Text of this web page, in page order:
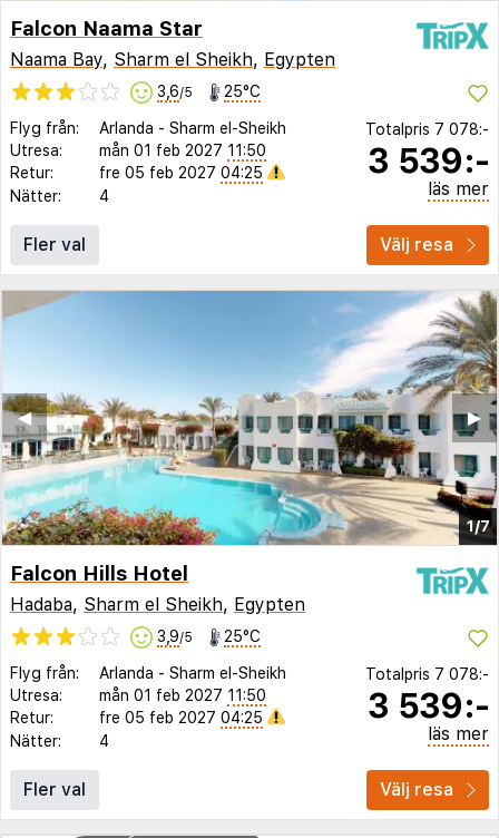
Falcon Naama Star
Naama Bay, Sharm el Sheikh, Egypten
3,6/5 25°C
Flyg från: Arlanda - Sharm el-Sheikh
Utresa:
mån 01 feb 2027 11:50
Retur:
fre 05 feb 2027 04:25
Nätter:
4
Totalpris 7 078:-
3 539:-
läs mer
Fler val Välj resa
1/7
▶︎
◀︎
Falcon Hills Hotel
Hadaba, Sharm el Sheikh, Egypten
3,9/5 25°C
Flyg från: Arlanda - Sharm el-Sheikh
Utresa:
mån 01 feb 2027 11:50
Retur:
fre 05 feb 2027 04:25
Nätter:
4
Totalpris 7 078:-
3 539:-
läs mer
Fler val Välj resa